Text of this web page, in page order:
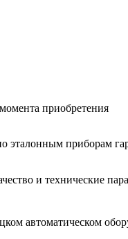
при­об­ре­те­ния
эта­лон­ным при­бо­рам
и тех­ни­че­ские
ав­то­ма­ти­че­ском